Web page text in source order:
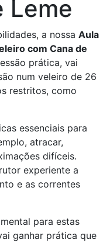
Leme
a nossa Aula
com Cana de
prática, vai
num veleiro de 26
restritos, como
essenciais para
atracar,
difíceis.
experiente a
e as correntes
para estas
ganhar prática que